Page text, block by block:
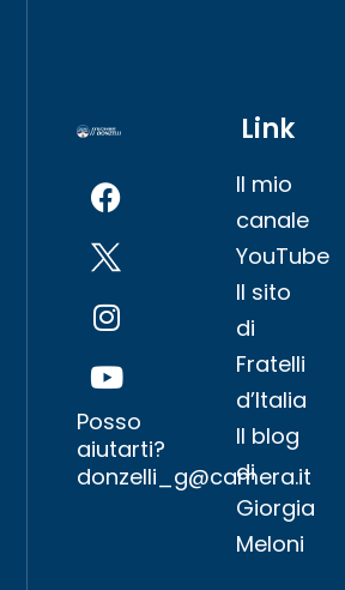
Posso
aiutarti?
donzelli_g@camera.it
Link
Il mio
canale
YouTube
Il sito
di
Fratelli
d’Italia
Il blog
di
Giorgia
Meloni